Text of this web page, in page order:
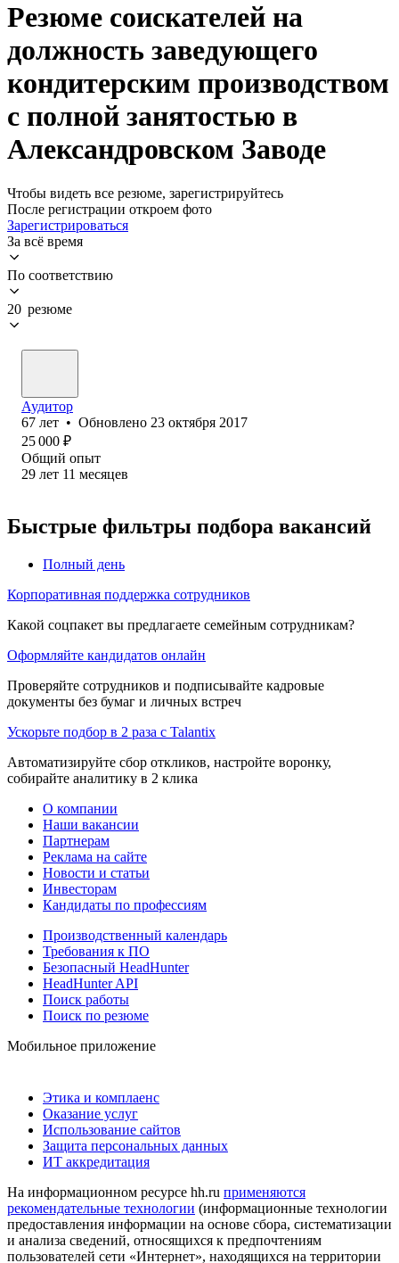
Резюме соискателей на
должность заведующего
кондитерским производством
с полной занятостью в
Александровском Заводе
Чтобы видеть все резюме, зарегистрируйтесь
После регистрации откроем фото
Зарегистрироваться
За всё время
По соответствию
20 резюме
Аудитор
67 лет • Обновлено 23 октября 2017
25 000 ₽
Общий опыт
29 лет 11 месяцев
Быстрые фильтры подбора вакансий
Полный день
Корпоративная поддержка сотрудников
Какой соцпакет вы предлагаете семейным сотрудникам?
Оформляйте кандидатов онлайн
Проверяйте сотрудников и подписывайте кадровые
документы без бумаг и личных встреч
Ускорьте подбор в 2 раза с Talantix
Автоматизируйте сбор откликов, настройте воронку,
собирайте аналитику в 2 клика
О компании
Наши вакансии
Партнерам
Реклама на сайте
Новости и статьи
Инвесторам
Кандидаты по профессиям
Производственный календарь
Требования к ПО
Безопасный HeadHunter
HeadHunter API
Поиск работы
Поиск по резюме
Мобильное приложение
Этика и комплаенс
Оказание услуг
Использование сайтов
Защита персональных данных
ИТ аккредитация
На информационном ресурсе hh.ru применяются
рекомендательные технологии (информационные технологии
предоставления информации на основе сбора, систематизации
и анализа сведений, относящихся к предпочтениям
пользователей сети «Интернет», находящихся на территории